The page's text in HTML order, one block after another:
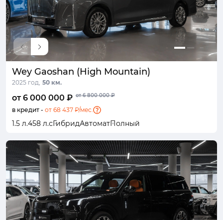
Wey Gaoshan (High Mountain)
2025 год, 50 км.
от 6 000 000 ₽ от 6 800 000 ₽
в кредит - от 68 437 ₽/мес.
1.5 л.458 л.сГибридАвтоматПолный